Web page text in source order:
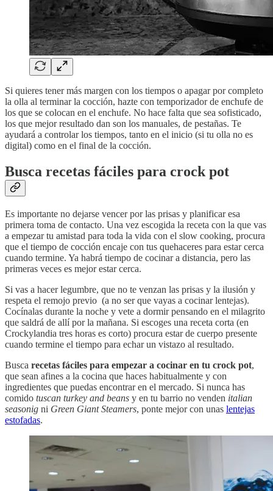
Si quieres tener más margen con los tiempos o apagar por completo
la olla al terminar la cocción, hazte con temporizador de enchufe de
los que se colocan en el enchufe. No hace falta que sea sofisticado,
los que mejor resultado dan son los manuales, de pestañas. Te
ayudará a controlar los tiempos, tanto en el inicio (si tu olla no es
digital) como en el final de la cocción.
Busca recetas fáciles para crock pot
Es importante no dejarse vencer por las prisas y planificar esa
primera toma de contacto. Una vez escogida la receta con la que vas
a empezar tu amistad para toda la vida con el slow cooking, procura
que el tiempo de cocción encaje con tus quehaceres para estar cerca
cuando termine. Ya habrá tiempo de cocinar a distancia, pero las
primeras veces es mejor estar cerca.
Si vas a hacer legumbre, que no te venzan las prisas y la ilusión y
respeta el remojo previo (a no ser que vayas a cocinar lentejas).
Cocínalas durante la noche y vete a dormir pensando en el milagrito
que saldrá de allí por la mañana. Si escoges una receta corta (en
Crockylandia tres horas es corto) procura estar de cuerpo presente
cuando termine el tiempo para echar un vistazo al resultado.
Busca recetas fáciles para empezar a cocinar en tu crock pot,
que sean afines a la cocina que haces habitualmente y con
ingredientes que puedas encontrar en el mercado. Si nunca has
comido tuscan turkey and beans y en tu barrio no venden italian
seasonig ni Green Giant Steamers, ponte mejor con unas lentejas
estofadas.